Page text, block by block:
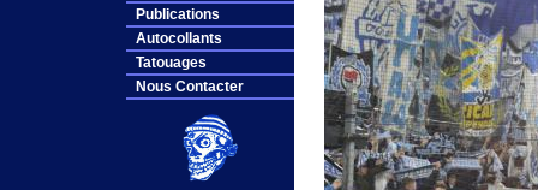
Publications
Autocollants
Tatouages
Nous Contacter